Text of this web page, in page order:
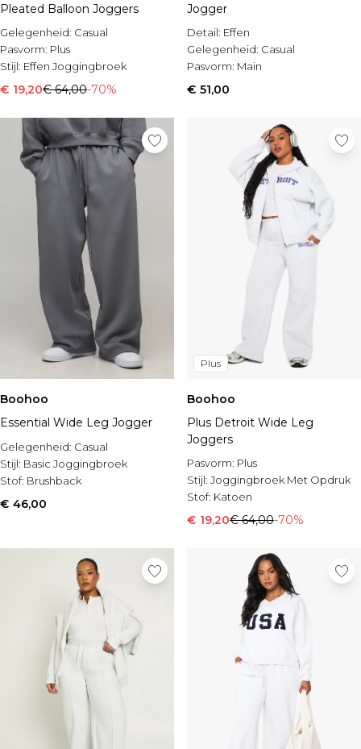
Pleated Balloon Joggers
Gelegenheid: Casual
Pasvorm: Plus
Stijl: Effen Joggingbroek
€ 19,20€ 64,00-70%
Jogger
Detail: Effen
Gelegenheid: Casual
Pasvorm: Main
€ 51,00
Boohoo
Essential Wide Leg Jogger
Gelegenheid: Casual
Stijl: Basic Joggingbroek
Stof: Brushback
€ 46,00
Plus
Boohoo
Plus Detroit Wide Leg
Joggers
Pasvorm: Plus
Stijl: Joggingbroek Met Opdruk
Stof: Katoen
€ 19,20€ 64,00-70%